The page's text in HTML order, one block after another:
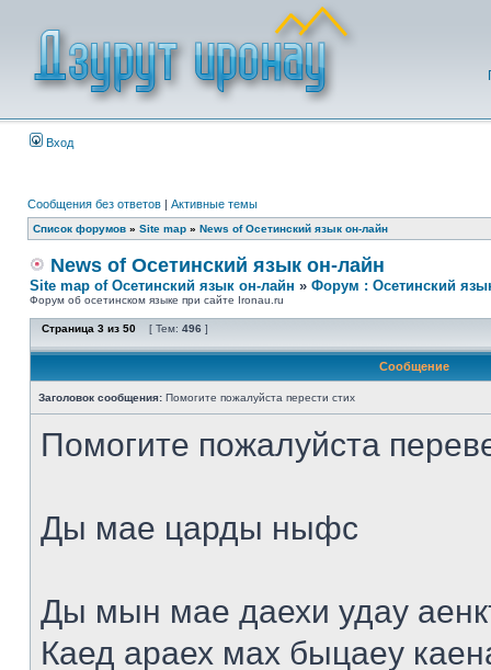
Вход
Сообщения без ответов | Активные темы
Список форумов » Site map » News of Осетинский язык он-лайн
News of Осетинский язык он-лайн
Site map of Осетинский язык он-лайн » Форум : Осетинский
Форум об осетинском языке при сайте Ironau.ru
Страница 3 из 50 [ Тем: 496 ]
Сообщение
Заголовок сообщения: Помогите пожалуйста перести стих
Помогите пожалуйста
Ды мае царды ныфс
Ды мын мае даехи удау
Каед араех мах быцаеу